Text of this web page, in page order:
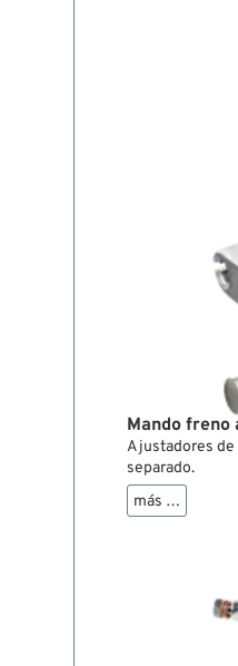
Mando freno
Ajustadores de
separado.
más …